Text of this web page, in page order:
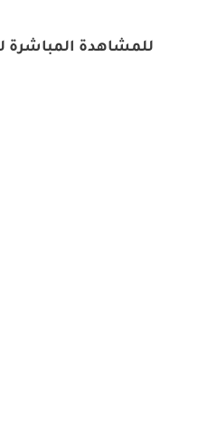
للمشاهدة المباشرة